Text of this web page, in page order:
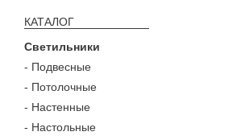
КАТАЛОГ
Светильники
- Подвесные
- Потолочные
- Настенные
- Настольные